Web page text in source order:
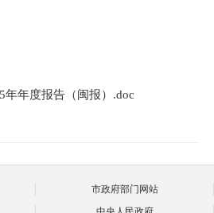
年年度报告（闽报）.doc
市政府部门网站